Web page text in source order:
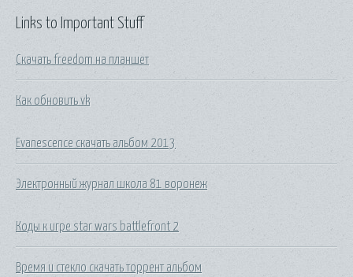
Links to Important Stuff
Скачать freedom на планшет
Как обновить vk
Evanescence скачать альбом 2013
Электронный журнал школа 81 воронеж
Коды к игре star wars battlefront 2
Время и стекло скачать торрент альбом